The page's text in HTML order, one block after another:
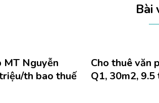
Bài
MT Nguyễn
th bao thuế
Cho thuê văn
Q1, 30m2,